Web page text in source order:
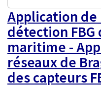
Application
détection
maritime -
réseaux de
des capteurs